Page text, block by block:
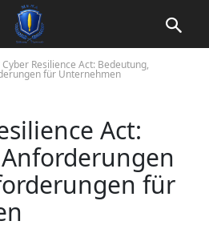
Cyber Resilience Act: Bedeutung,
für Unternehmen
Act:
für